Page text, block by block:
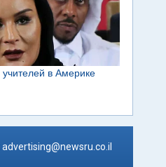
advertising@newsru.co.il